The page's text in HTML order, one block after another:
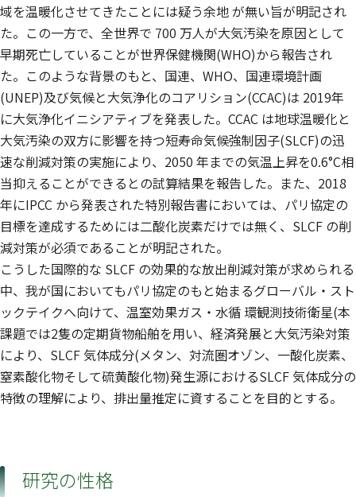
域を温暖化させてきたことには疑う余地 が無い旨が明記され
た。この一方で、全世界で 700 万人が大気汚染を原因として
早期死亡していることが世界保健機関(WHO)から報告され
た。このような背景のもと、国連、WHO、国連環境計画
(UNEP)及び気候と大気浄化のコアリション(CCAC)は 2019年
に大気浄化イニシアティブを発表した。CCAC は地球温暖化と
大気汚染の双方に影響を持つ短寿命気候強制因子(SLCF)の迅
速な削減対策の実施により、2050 年までの気温上昇を0.6°C相
当抑えることができるとの試算結果を報告した。また、2018
年にIPCC から発表された特別報告書においては、パリ協定の
目標を達成するためには二酸化炭素だけでは無く、SLCF の削
減対策が必須であることが明記された。
こうした国際的な SLCF の効果的な放出削減対策が求められる
中、我が国においてもパリ協定のもと始まるグローバル・スト
ックテイクへ向けて、温室効果ガス・水循 環観測技術衛星(本
課題では2隻の定期貨物船舶を用い、経済発展と大気汚染対策
により、SLCF 気体成分(メタン、対流圏オゾン、一酸化炭素、
窒素酸化物そして硫黄酸化物)発生源におけるSLCF 気体成分の
特徴の理解により、排出量推定に資することを目的とする。
研究の性格